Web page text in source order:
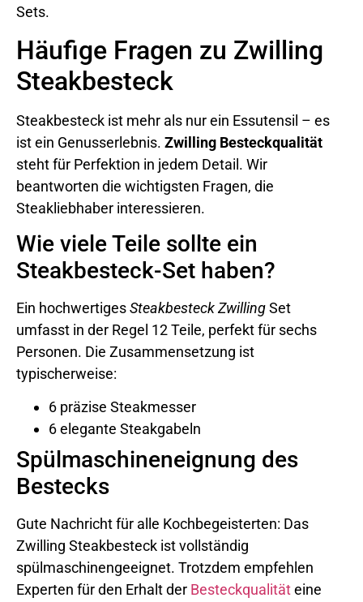
Sets.
Häufige Fragen zu Zwilling
Steakbesteck
Steakbesteck ist mehr als nur ein Essutensil – es
ist ein Genusserlebnis. Zwilling Besteckqualität
steht für Perfektion in jedem Detail. Wir
beantworten die wichtigsten Fragen, die
Steakliebhaber interessieren.
Wie viele Teile sollte ein
Steakbesteck-Set haben?
Ein hochwertigesSteakbesteck ZwillingSet
umfasst in der Regel 12 Teile, perfekt für sechs
Personen. Die Zusammensetzung ist
typischerweise:
6 präzise Steakmesser
6 elegante Steakgabeln
Spülmaschineneignung des
Bestecks
Gute Nachricht für alle Kochbegeisterten: Das
Zwilling Steakbesteck ist vollständig
spülmaschinengeeignet. Trotzdem empfehlen
Experten für den Erhalt der Besteckqualitäteine